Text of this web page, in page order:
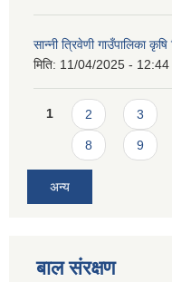
सान्नी त्रिवेणी गाउँपालिका कृषि
मिति: 11/04/2025 - 12:44
Pages
1 2 3
8 9
अन्य
बाल संरक्षण